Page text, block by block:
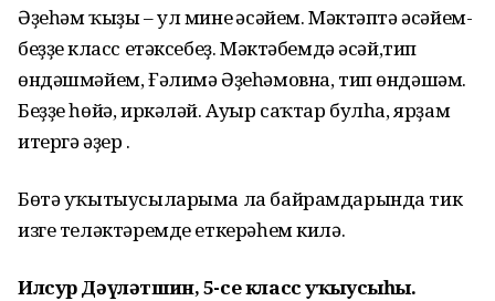
Әҙеһәм ҡыҙы – ул минең әсәйем. Мәктәптәәсәйем-
беҙҙең класс етәксебеҙ.Мәктәбемдә әсәй,тип
өндәшмәйем, Ғәлимә Әҙеһәмовна, тип өндәшәм.
Беҙҙе һөйә, иркәләй. Ауыр саҡтар булһа, ярҙам
итергә әҙер .
Бөтә уҡытыусыларыма ла байрамдарында тик
изге теләктәремде еткерәһем килә.
Илсур Дәүләтшин, 5-се класс уҡыусыһы.